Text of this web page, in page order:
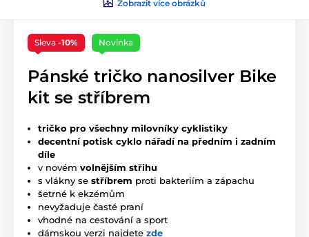
Zobrazit více obrázků
Sleva -10% Novinka
Pánské tričko nanosilver Bike
kit se stříbrem
tričko pro všechny milovníky cyklistiky
decentní potisk cyklo nářadí na předním i zadním
díle
v novém volnějším střihu
s vlákny se stříbrem proti bakteriím a zápachu
šetrné k ekzémům
nevyžaduje časté praní
vhodné na cestování a sport
dámskou verzi najdete zde